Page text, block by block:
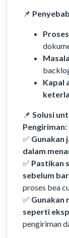
📌
Kapal
📌 Solusi
Pengiriman:
✅ Gunakan
dalam
✅ Pastikan
sebelum
proses bea
✅ Gunakan
seperti
pengiriman